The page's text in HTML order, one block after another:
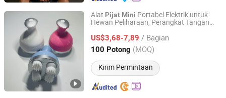
Alat Pijat Mini Portabel Elektrik untuk
Hewan Peliharaan, Perangkat Tangan
Kepala, Leher, Kaki, dan Kaki
US$3,68-7,89 / Bagian
100 Potong (MOQ)
Kirim Permintaan
ESHA CO., LIMITED.
Guangdong, China Harga mulai 2019